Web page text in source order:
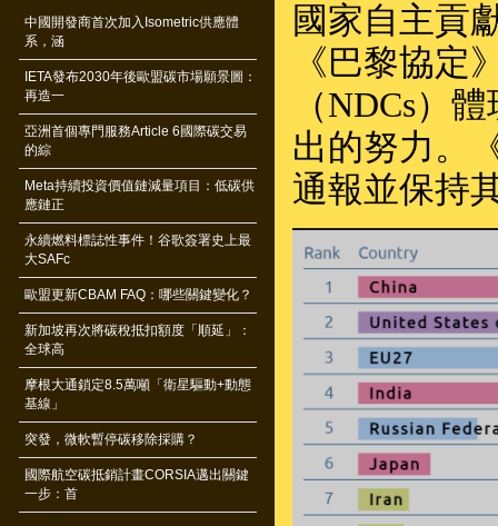
中國開發商首次加入Isometric供應體
系，涵
IETA發布2030年後歐盟碳市場願景圖：
再造一
亞洲首個專門服務Article 6國際碳交易
的綜
Meta持續投資價值鏈減量項目：低碳供
應鏈正
永續燃料標誌性事件！谷歌簽署史上最
大SAFc
歐盟更新CBAM FAQ：哪些關鍵變化？
新加坡再次將碳稅抵扣額度「順延」：
全球高
摩根大通鎖定8.5萬噸「衛星驅動+動態
基線」
突發，微軟暫停碳移除採購？
國際航空碳抵銷計畫CORSIA邁出關鍵
一步：首
國家自主貢
《巴黎協定
（NDCs）
出的努力。
通報並保持